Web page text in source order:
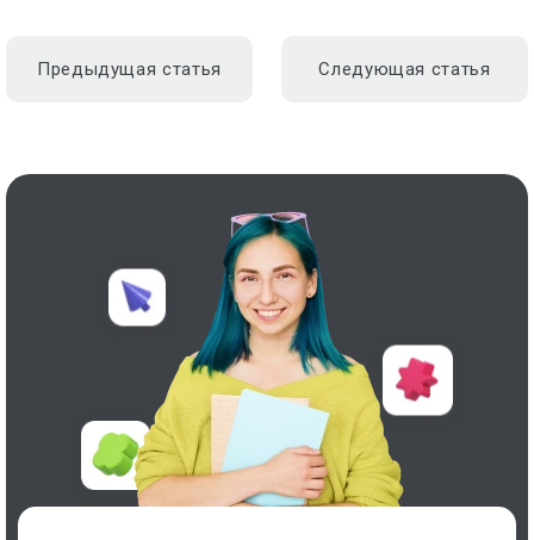
Предыдущая статья Следующая статья